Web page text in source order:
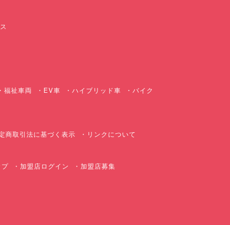
福祉車両 EV車 ハイブリッド車
バイク
商取引法に基づく表示 リンクについて
加盟店ログイン 加盟店募集